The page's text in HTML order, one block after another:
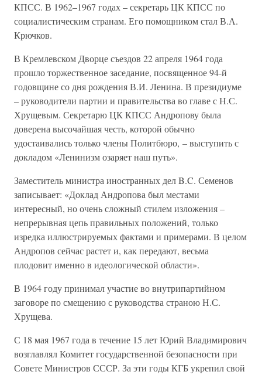
КПСС. В 1962–1967 годах – секретарь ЦК КПСС по
социалистическим странам. Его помощником стал В.А.
Крючков.
В Кремлевском Дворце съездов 22 апреля 1964 года
прошло торжественное заседание, посвященное 94-й
годовщине со дня рождения В.И. Ленина. В президиуме
– руководители партии и правительства во главе с Н.С.
Хрущевым. Секретарю ЦК КПСС Андропову была
доверена высочайшая честь, которой обычно
удостаивались только члены Политбюро, – выступить с
докладом «Ленинизм озаряет наш путь».
Заместитель министра иностранных дел B.C. Семенов
записывает: «Доклад Андропова был местами
интересный, но очень сложный стилем изложения –
непрерывная цепь правильных положений, только
изредка иллюстрируемых фактами и примерами. В целом
Андропов сейчас растет и, как передают, весьма
плодовит именно в идеологической области».
В 1964 году принимал участие во внутрипартийном
заговоре по смещению с руководства страною Н.С.
Хрущева.
С 18 мая 1967 года в течение 15 лет Юрий Владимирович
возглавлял Комитет государственной безопасности при
Совете Министров СССР. За эти годы КГБ укрепил свой